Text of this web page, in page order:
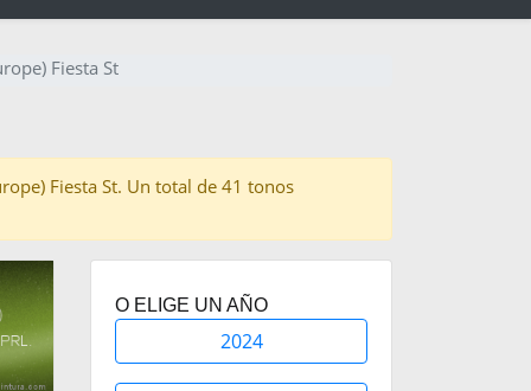
Fiesta St
Fiesta St. Un total de 41 tonos
O ELIGE UN AÑO
2024